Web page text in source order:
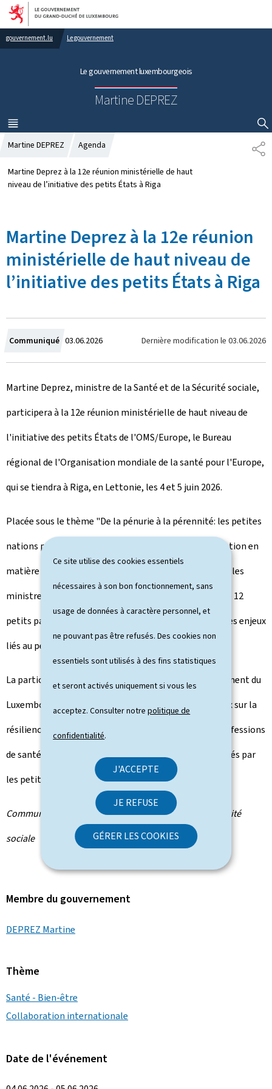
Ce site utilise des cookies essentiels
nécessaires à son bon fonctionnement, sans
usage de données à caractère personnel, et
ne pouvant pas être refusés. Des cookies non
essentiels sont utilisés à des fins statistiques
et seront activés uniquement si vous les
acceptez. Consulter notrepolitique de
confidentialité.
J'ACCEPTE
JE REFUSE
GÉRER LES COOKIES
Aller au menu principal
Aller au contenu
gouvernement.lu Le gouvernement
Le gouvernement luxembourgeois
Martine DEPREZ
MENU
PRINCIPAL
AFFICHER / MASQUER LA RECHERCHE
P
A
Martine DEPREZ Agenda
Martine Deprez à la 12e réunion ministérielle de haut
niveau de l’initiative des petits États à Riga
Martine Deprez à la 12e réunion
ministérielle de haut niveau de
l’initiative des petits États à Riga
Communiqué C
r
é
e
l
e
03.06.2026 Dernière modification le 03.06.2026
Martine Deprez, ministre de la Santé et de la Sécurité sociale,
participera à la 12e réunion ministérielle de haut niveau de
l'initiative des petits États de l'OMS/Europe, le Bureau
régional de l'Organisation mondiale de la santé pour l'Europe,
qui se tiendra à Riga, en Lettonie, les 4 et 5 juin 2026.
Placée sous le thème "De la pénurie à la pérennité: les petites
nations peuvent-elles être à l'avant-garde de l'innovation en
matière d'effectifs de santé?", cette rencontre réunira les
ministres de la Santé et des délégués de haut niveau de 12
petits pays de la région européenne de l'OMS autour des enjeux
liés au personnel de santé.
La participation de la ministre s'inscrit dans l'engagement du
Luxembourg à contribuer aux échanges internationaux sur la
résilience des systèmes de santé, l'attractivité des professions
de santé et les réponses communes aux défis rencontrés par
les petits pays.
Communiqué par le ministère de la Santé et de la Sécurité
sociale
Membre du gouvernement
DEPREZ Martine
Thème
Santé - Bien-être
Collaboration internationale
Date de l'événement